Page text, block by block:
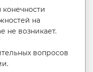
конечности
на
не возникает.
вопросов